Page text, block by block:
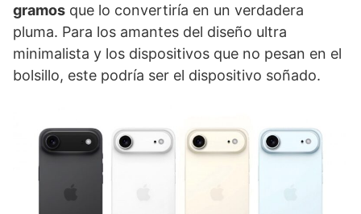
gramos que lo convertiría en un verdadera
pluma. Para los amantes del diseño ultra
minimalista y los dispositivos que no pesan en el
bolsillo, este podría ser el dispositivo soñado.